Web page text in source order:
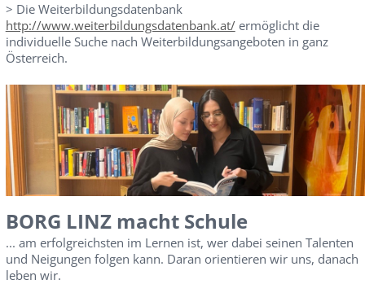
> Die Weiterbildungsdatenbank
http://www.weiterbildungsdatenbank.at/ermöglicht die
individuelle Suche nach Weiterbildungsangeboten in ganz
Österreich.
BORG LINZ macht Schule
... am erfolgreichsten im Lernen ist, wer dabei seinen Talenten
und Neigungen folgen kann. Daran orientieren wir uns, danach
leben wir.